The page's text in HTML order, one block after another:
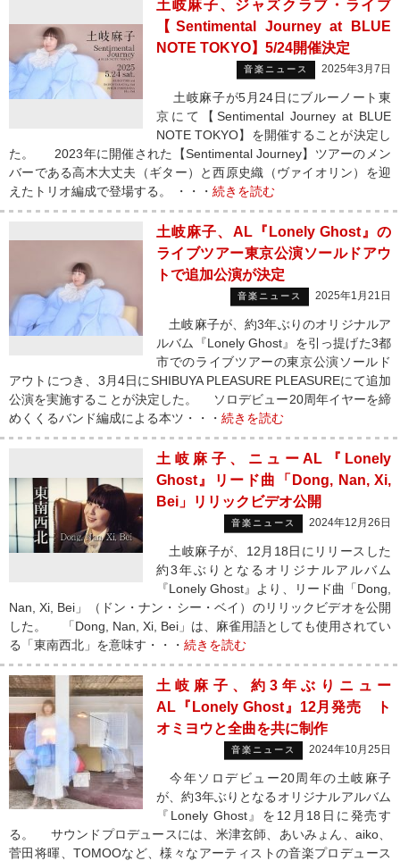
土岐麻子、ジャズクラブ・ライブ
【Sentimental Journey at BLUE
NOTE TOKYO】5/24開催決定
音楽ニュース 2025年3月7日
土岐麻子が5月24日にブルーノート東
京にて【Sentimental Journey at BLUE
NOTE TOKYO】を開催することが決定し
た。 2023年に開催された【Sentimental Journey】ツアーのメン
バーである高木大丈夫（ギター）と西原史織（ヴァイオリン）を迎
えたトリオ編成で登場する。 ・・・ 続きを読む
土岐麻子、AL『Lonely Ghost』の
ライブツアー東京公演ソールドアウ
トで追加公演が決定
音楽ニュース 2025年1月21日
土岐麻子が、約3年ぶりのオリジナルア
ルバム『Lonely Ghost』を引っ提げた3都
市でのライブツアーの東京公演ソールド
アウトにつき、3月4日にSHIBUYA PLEASURE PLEASUREにて追加
公演を実施することが決定した。 ソロデビュー20周年イヤーを締
めくくるバンド編成による本ツ・・・ 続きを読む
土岐麻子、ニューAL『Lonely
Ghost』リード曲「Dong, Nan, Xi,
Bei」リリックビデオ公開
音楽ニュース 2024年12月26日
土岐麻子が、12月18日にリリースした
約3年ぶりとなるオリジナルアルバム
『Lonely Ghost』より、リード曲「Dong,
Nan, Xi, Bei」（ドン・ナン・シー・ベイ）のリリックビデオを公開
した。 「Dong, Nan, Xi, Bei」は、麻雀用語としても使用されてい
る「東南西北」を意味す・・・ 続きを読む
土岐麻子、約3年ぶりニュー
AL『Lonely Ghost』12月発売 ト
オミヨウと全曲を共に制作
音楽ニュース 2024年10月25日
今年ソロデビュー20周年の土岐麻子
が、約3年ぶりとなるオリジナルアルバム
『Lonely Ghost』を12月18日に発売す
る。 サウンドプロデュースには、米津玄師、あいみょん、aiko、
菅田将暉、TOMOOなど、様々なアーティストの音楽プロデュース